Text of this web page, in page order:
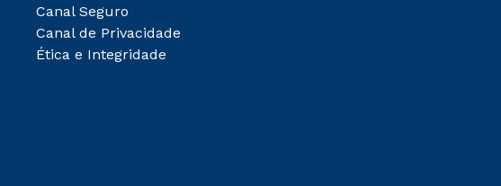
Canal Seguro
Canal de Privacidade
Ética e Integridade